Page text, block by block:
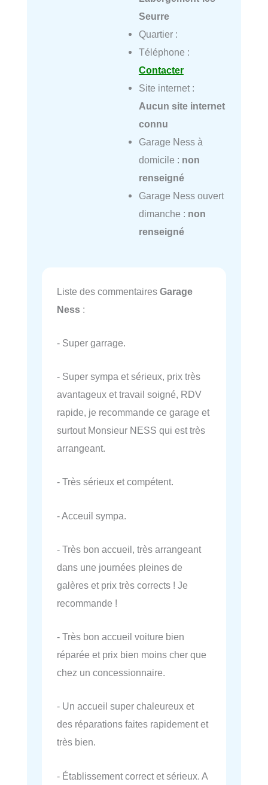
Seurre
Quartier :
Téléphone :
Contacter
Site internet :
Aucun site internet
connu
Garage Ness à
domicile : non
renseigné
Garage Ness ouvert
dimanche : non
renseigné
Liste des commentaires Garage
Ness :
- Super garrage.
- Super sympa et sérieux, prix très
avantageux et travail soigné, RDV
rapide, je recommande ce garage et
surtout Monsieur NESS qui est très
arrangeant.
- Très sérieux et compétent.
- Acceuil sympa.
- Très bon accueil, très arrangeant
dans une journées pleines de
galères et prix très corrects ! Je
recommande !
- Très bon accueil voiture bien
réparée et prix bien moins cher que
chez un concessionnaire.
- Un accueil super chaleureux et
des réparations faites rapidement et
très bien.
- Établissement correct et sérieux. A